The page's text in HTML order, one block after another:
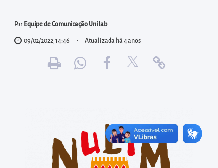
buscas
internas
diretamente
Por Equipe de Comunicação Unilab
09/02/2022, 14:46 Atualizada há 4 anos